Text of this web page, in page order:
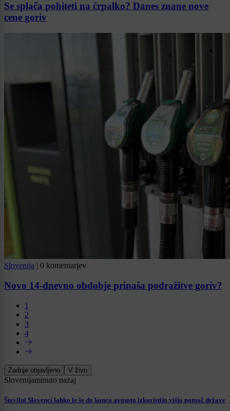
Se splača pohiteti na črpalko? Danes znane nove
cene goriv
Slovenija | 0 komentarjev
Novo 14-dnevno obdobje prinaša podražitve goriv?
1
2
3
4
Zadnje objavljeno V živo
Slovenijaminuto nazaj
Številni Slovenci lahko le še do konca avgusta izkoristijo višjo pomoč države